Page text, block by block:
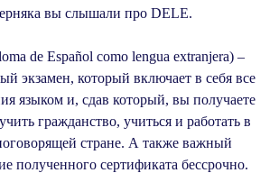
вы слышали про DELE.
de Español como lengua extranjera) –
экзамен, который включает в себя все
языком и, сдав который, вы получаете
гражданство, учиться и работать в
стране. А также важный
полученного сертификата бессрочно.